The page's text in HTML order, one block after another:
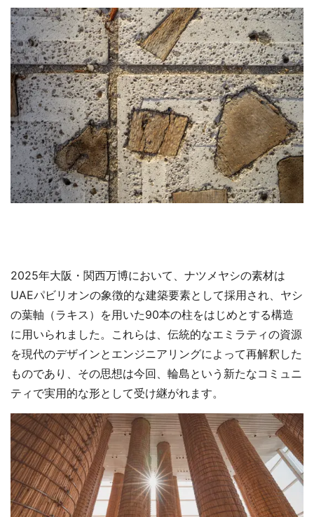
2025年大阪・関西万博において、ナツメヤシの素材は
UAEパビリオンの象徴的な建築要素として採用され、ヤシ
の葉軸（ラキス）を用いた90本の柱をはじめとする構造
に用いられました。これらは、伝統的なエミラティの資源
を現代のデザインとエンジニアリングによって再解釈した
ものであり、その思想は今回、輪島という新たなコミュニ
ティで実用的な形として受け継がれます。